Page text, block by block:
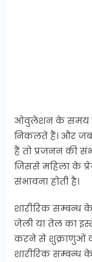
ओवुलेशन के समय
निकलते हैं। और
हैं तो प्रजनन की
जिससे महिला के
संभावना होती है।
शारीरिक सम्बन्ध
जेली या तेल का
करने से शुक्राणुओं
शारीरिक सम्बन्ध